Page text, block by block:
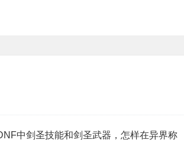
中剑圣技能和剑圣武器，怎样在异界称